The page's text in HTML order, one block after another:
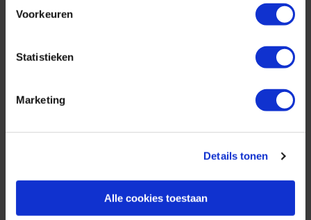
Voorkeuren
Statistieken
Marketing
Details tonen
Alle cookies toestaan
AfrikaPlus is al 25 jaar toonaangevend op de
Nederlandse markt als reisspecialist. Ons
de scherpste prijs in combinatie met de beste
service. Naast een zeer ruim aanbod van
volledig op maat worden samengesteld.